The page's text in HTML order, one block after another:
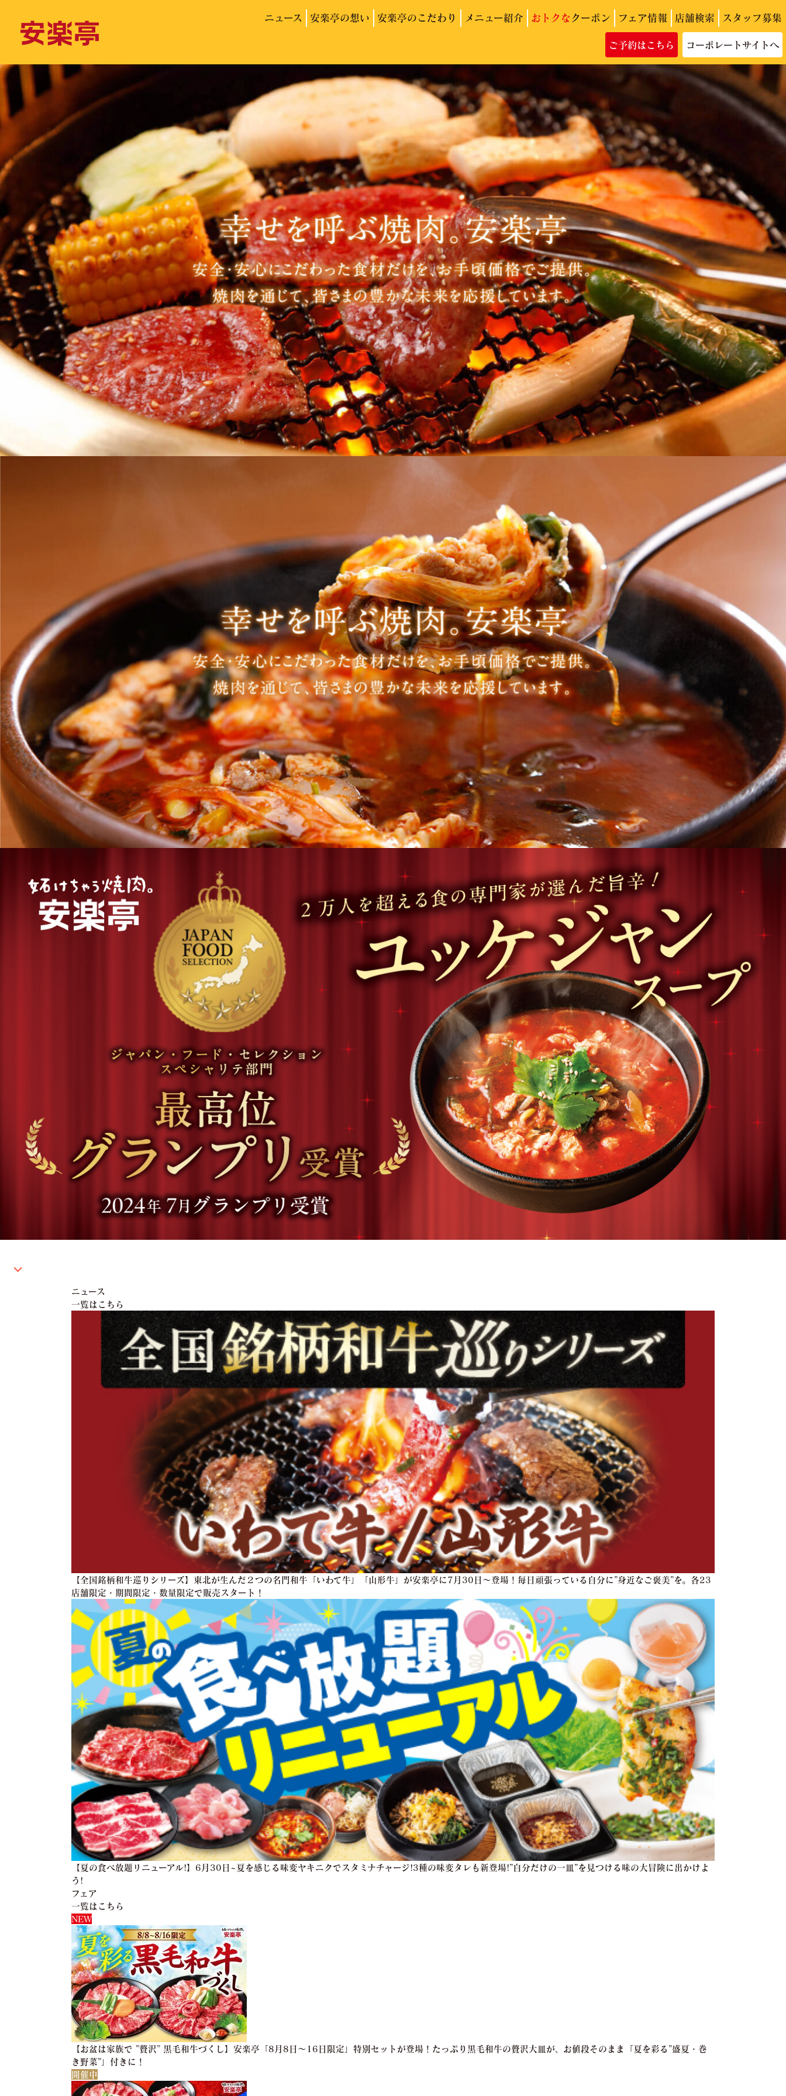
ニュース 安楽亭の想い 安楽亭のこだわり メニュー紹介 おトクなクーポン フェア情報 店舗検索 スタッフ募集
ご予約はこちら コーポレートサイトへ
ニュース
一覧はこちら
【全国銘柄和牛巡りシリーズ】東北が生んだ２つの名門和牛「いわて牛」「山形牛」が安楽亭に7月30日～登場！毎日頑張っている自分に”身近なご褒美”を。各23
店舗限定・期間限定・数量限定で販売スタート！
【夏の食べ放題リニューアル!】6月30日~夏を感じる味変ヤキニクでスタミナチャージ!3種の味変タレも新登場!”自分だけの一皿”を見つける味の大冒険に出かけよ
う!
フェア
一覧はこちら
NEW
【お盆は家族で ”贅沢” 黒毛和牛づくし】安楽亭「8月8日～16日限定」特別セットが登場！たっぷり黒毛和牛の贅沢大皿が、お値段そのまま「夏を彩る”盛夏・巻
き野菜”」付きに！
開催中